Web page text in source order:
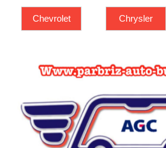
Chrysler Citroen